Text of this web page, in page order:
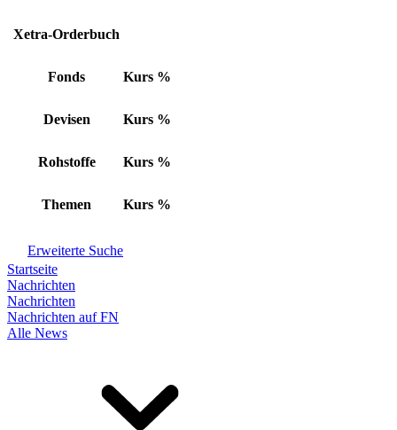
Xetra-Orderbuch
Fonds Kurs %
Devisen Kurs %
Rohstoffe Kurs %
Themen Kurs %
Erweiterte Suche
Startseite
Nachrichten
Nachrichten
Nachrichten auf FN
Alle News